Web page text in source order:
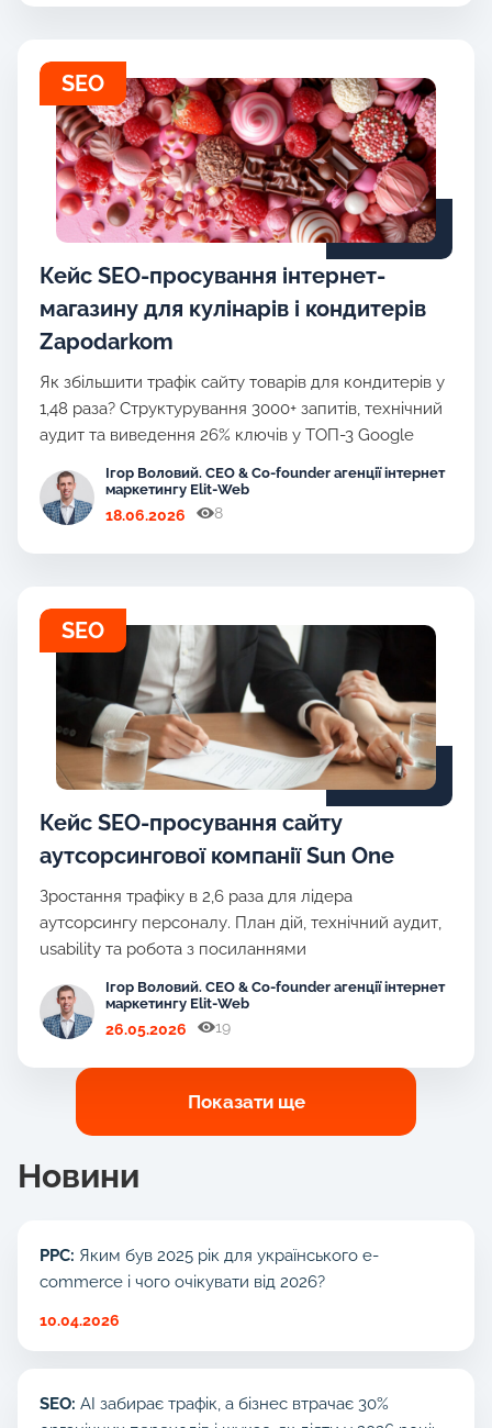
SEO
Кейс SEO-просування інтернет-
магазину для кулінарів і кондитерів
Zapodarkom
Як збільшити трафік сайту товарів для кондитерів у
1,48 раза? Структурування 3000+ запитів, технічний
аудит та виведення 26% ключів у ТОП-3 Google
Ігор Воловий. CEO & Co-founder агенції інтернет
маркетингу Elit-Web
18.06.2026 8
SEO
Кейс SEO-просування сайту
аутсорсингової компанії Sun One
Зростання трафіку в 2,6 раза для лідера
аутсорсингу персоналу. План дій, технічний аудит,
usability та робота з посиланнями
Ігор Воловий. CEO & Co-founder агенції інтернет
маркетингу Elit-Web
26.05.2026 19
Новини
PPC: Яким був 2025 рік для українського e-
commerce і чого очікувати від 2026?
10.04.2026
SEO: AI забирає трафік, а бізнес втрачає 30%
Показати ще